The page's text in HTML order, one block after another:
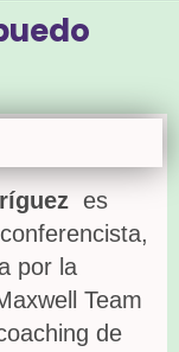
es
por la
Team
de